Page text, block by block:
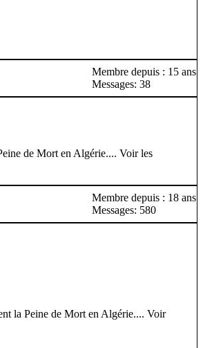
Membre depuis : 15 ans
Messages: 38
de Mort en Algérie.... Voir les
Membre depuis : 18 ans
Messages: 580
la Peine de Mort en Algérie.... Voir